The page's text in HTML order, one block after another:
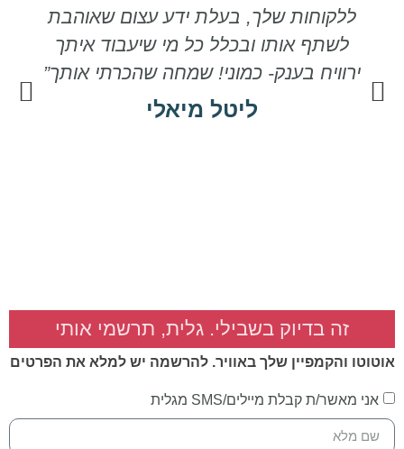
ללקוחות שלך, בעלת ידע עצום שאוהבת
לשתף אותו ובכלל כל מי שיעבוד איתך
ירוויח בענק- כמוני! שמחה שהכרתי אותך”
ליטל מיאלי
זה בדיוק בשבילי. גלית, תרשמי אותי
אוטוטו והקמפיין שלך באוויר. להרשמה יש למלא את הפרטים
אני מאשר/ת קבלת מיילים/SMS מגלית